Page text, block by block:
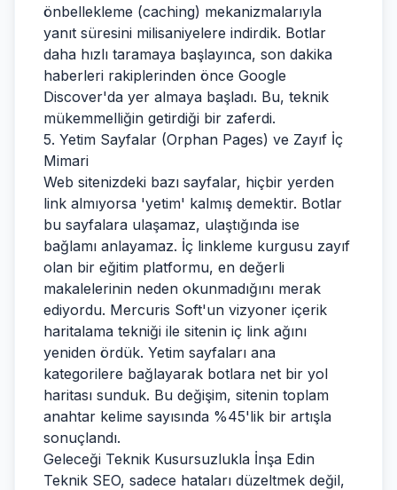
önbellekleme (caching) mekanizmalarıyla
yanıt süresini milisaniyelere indirdik. Botlar
daha hızlı taramaya başlayınca, son dakika
haberleri rakiplerinden önce Google
Discover'da yer almaya başladı. Bu, teknik
mükemmelliğin getirdiği bir zaferdi.
5. Yetim Sayfalar (Orphan Pages) ve Zayıf İç
Mimari
Web sitenizdeki bazı sayfalar, hiçbir yerden
link almıyorsa 'yetim' kalmış demektir. Botlar
bu sayfalara ulaşamaz, ulaştığında ise
bağlamı anlayamaz. İç linkleme kurgusu zayıf
olan bir eğitim platformu, en değerli
makalelerinin neden okunmadığını merak
ediyordu. Mercuris Soft'un vizyoner içerik
haritalama tekniği ile sitenin iç link ağını
yeniden ördük. Yetim sayfaları ana
kategorilere bağlayarak botlara net bir yol
haritası sunduk. Bu değişim, sitenin toplam
anahtar kelime sayısında %45'lik bir artışla
sonuçlandı.
Geleceği Teknik Kusursuzlukla İnşa Edin
Teknik SEO, sadece hataları düzeltmek değil,